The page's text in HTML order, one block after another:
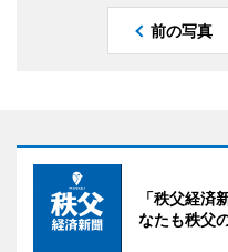
前の写真
「秩父経済
なたも秩父